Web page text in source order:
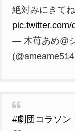
絶対みにきて
— 木苺あめ@
#劇団コラソン